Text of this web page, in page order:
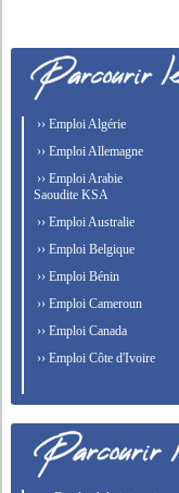
›› Emploi Algérie
›› Emploi Allemagne
›› Emploi Arabie
Saoudite KSA
›› Emploi Australie
›› Emploi Belgique
›› Emploi Bénin
›› Emploi Cameroun
›› Emploi Canada
›› Emploi Côte d'Ivoire